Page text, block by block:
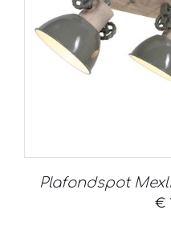
Plafondspot
€